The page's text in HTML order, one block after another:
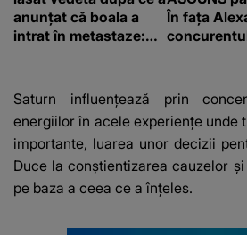
anunțat că boala a
intrat în metastaze:
În fața
mama sa:
și ei în
iubesc
Saturn influențează prin
energiilor în acele experiențe unde
importante, luarea unor decizii
Duce la conștientizarea cauzelor
pe baza a ceea ce a înțeles.